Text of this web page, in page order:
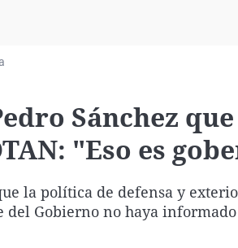
Equipo de investigación
Negra
País Vasco
Sánchez
"Eso es
la política de defensa y
del Gobierno no haya